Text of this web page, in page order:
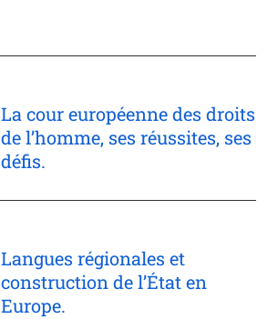
La cour européenne des droits
de l’homme, ses réussites, ses
défis.
Langues régionales et
construction de l’État en
Europe.